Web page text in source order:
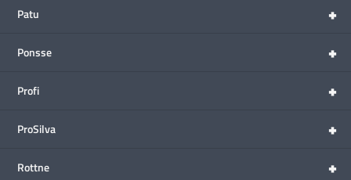
+
Patu
+
Ponsse
+
Profi
+
ProSilva
+
Rottne